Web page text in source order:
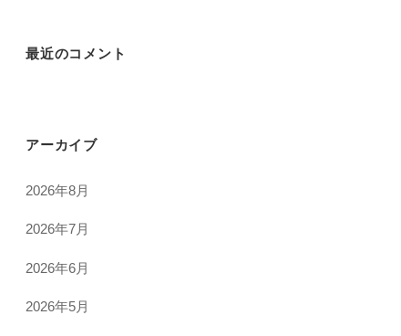
最近のコメント
アーカイブ
2026年8月
2026年7月
2026年6月
2026年5月